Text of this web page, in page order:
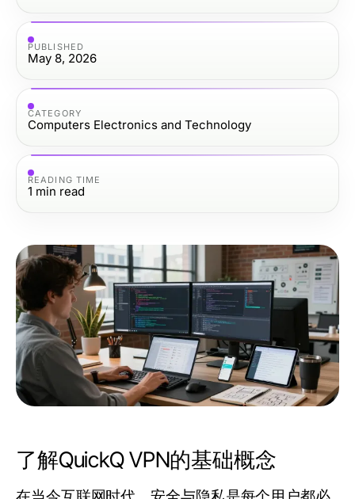
PUBLISHED
May 8, 2026
CATEGORY
Computers Electronics and Technology
READING TIME
1 min read
了解QuickQ VPN的基础概念